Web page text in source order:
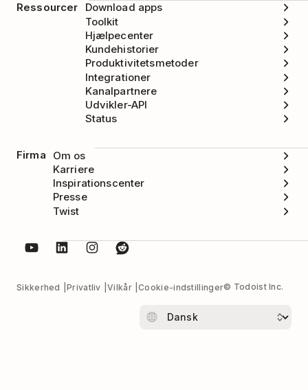
Ressourcer
Download apps
Toolkit
Hjælpecenter
Kundehistorier
Produktivitetsmetoder
Integrationer
Kanalpartnere
Udvikler-API
Status
Firma
Om os
Karriere
Inspirationscenter
Presse
Twist
Sikkerhed Privatliv Vilkår Cookie-indstillinger© Todoist Inc.